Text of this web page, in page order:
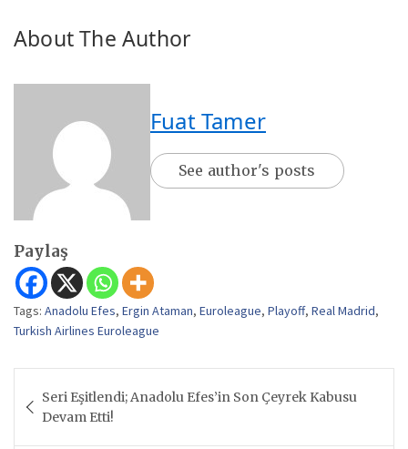
About The Author
Fuat Tamer
See author's posts
Paylaş
Tags: Anadolu Efes, Ergin Ataman, Euroleague, Playoff, Real Madrid,
Turkish Airlines Euroleague
gezinmesi
Seri Eşitlendi; Anadolu Efes’in Son Çeyrek Kabusu
Devam Etti!